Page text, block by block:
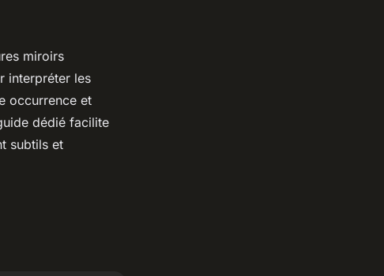
miroirs
interpréter les
occurrence et
dédié facilite
subtils et